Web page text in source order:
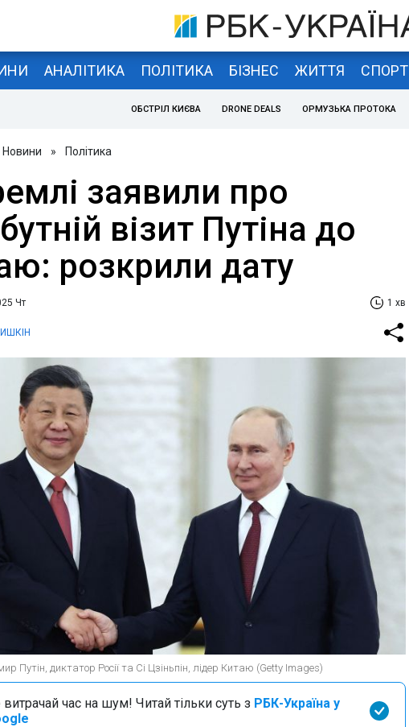
АНАЛІТИКА ПОЛІТИКА БІЗНЕС ЖИТТЯ СПОРТ
ОБСТРІЛ КИЄВА DRONE DEALS ОРМУЗЬКА ПРОТОКА
Новини » Політика
заявили про
візит Путіна до
розкрили дату
Чт 1 хв
Путін, диктатор Росії та Сі Цзіньпін, лідер Китаю (Getty Images)
витрачай час на шум! Читай тільки суть з РБК-Україна у